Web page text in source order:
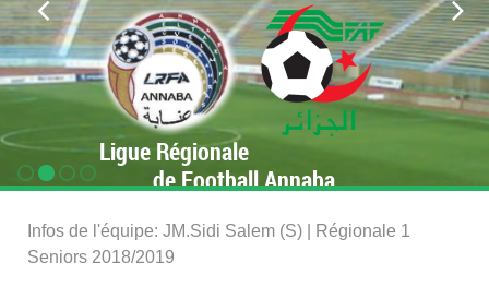
Ligue Régionale
de Football Annaba
Infos de l'équipe: JM.Sidi Salem (S) | Régionale 1
Seniors 2018/2019